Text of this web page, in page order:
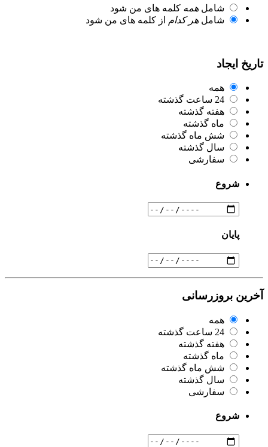
شامل همه کلمه های من شود
شامل هر کدام از کلمه های من شود
تاریخ ایجاد
همه
24 ساعت گذشته
هفته گذشته
ماه گذشته
شش ماه گذشته
سال گذشته
سفارشی
شروع
پایان
آخرین بروزرسانی
همه
24 ساعت گذشته
هفته گذشته
ماه گذشته
شش ماه گذشته
سال گذشته
سفارشی
شروع